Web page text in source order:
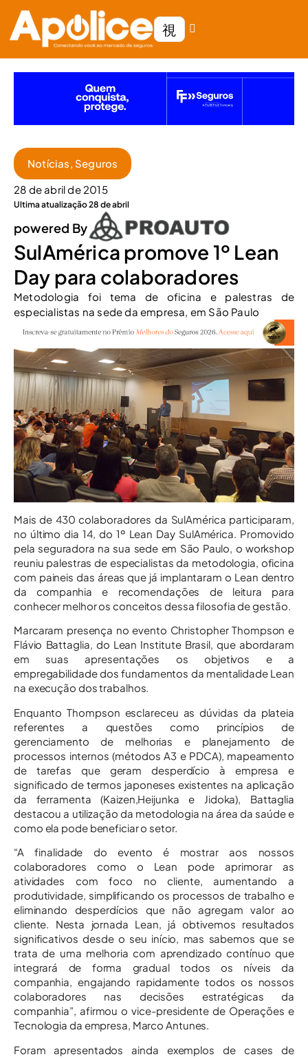
Notícias, Seguros
28 de abril de 2015
Ultima atualização 28 de abril
powered By
SulAmérica promove 1º Lean
Day para colaboradores
Metodologia foi tema de oficina e palestras de
especialistas na sede da empresa, em São Paulo
Mais de 430 colaboradores da SulAmérica participaram,
no último dia 14, do 1º Lean Day SulAmérica. Promovido
pela seguradora na sua sede em São Paulo, o workshop
reuniu palestras de especialistas da metodologia, oficina
com paineis das áreas que já implantaram o Lean dentro
da companhia e recomendações de leitura para
conhecer melhor os conceitos dessa filosofia de gestão.
Marcaram presença no evento Christopher Thompson e
Flávio Battaglia, do Lean Institute Brasil, que abordaram
em suas apresentações os objetivos e a
empregabilidade dos fundamentos da mentalidade Lean
na execução dos trabalhos.
Enquanto Thompson esclareceu as dúvidas da plateia
referentes a questões como princípios de
gerenciamento de melhorias e planejamento de
processos internos (métodos A3 e PDCA), mapeamento
de tarefas que geram desperdício à empresa e
significado de termos japoneses existentes na aplicação
da ferramenta (Kaizen,Heijunka e Jidoka), Battaglia
destacou a utilização da metodologia na área da saúde e
como ela pode beneficiar o setor.
“A finalidade do evento é mostrar aos nossos
colaboradores como o Lean pode aprimorar as
atividades com foco no cliente, aumentando a
produtividade, simplificando os processos de trabalho e
eliminando desperdícios que não agregam valor ao
cliente. Nesta jornada Lean, já obtivemos resultados
significativos desde o seu início, mas sabemos que se
trata de uma melhoria com aprendizado contínuo que
integrará de forma gradual todos os níveis da
companhia, engajando rapidamente todos os nossos
colaboradores nas decisões estratégicas da
companhia”, afirmou o vice-presidente de Operações e
Tecnologia da empresa, Marco Antunes.
Foram apresentados ainda exemplos de cases de